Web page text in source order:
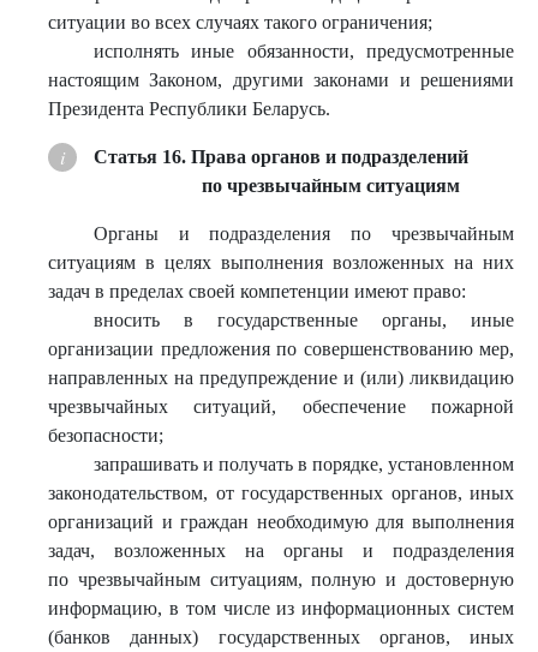
ситуации во всех случаях такого ограничения;
исполнять иные обязанности, предусмотренные
настоящим Законом, другими законами и решениями
Президента Республики Беларусь.
Статья 16. Права органов и подразделений
по чрезвычайным ситуациям
Органы и подразделения по чрезвычайным
ситуациям в целях выполнения возложенных на них
задач в пределах своей компетенции имеют право:
вносить в государственные органы, иные
организации предложения по совершенствованию мер,
направленных на предупреждение и (или) ликвидацию
чрезвычайных ситуаций, обеспечение пожарной
безопасности;
запрашивать и получать в порядке, установленном
законодательством, от государственных органов, иных
организаций и граждан необходимую для выполнения
задач, возложенных на органы и подразделения
по чрезвычайным ситуациям, полную и достоверную
информацию, в том числе из информационных систем
(банков данных) государственных органов, иных